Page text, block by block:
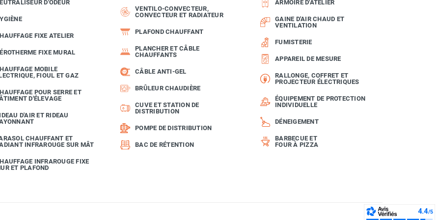
D'ODEUR
FIXE ATELIER
FIXE MURAL
MOBILE
FIOUL ET GAZ
POUR SERRE ET
D'ÉLEVAGE
D'AIR ET RIDEAU
CHAUFFANT ET
INFRAROUGE SUR MÂT
INFRAROUGE FIXE
ET PLAFOND
VENTILO-CONVECTEUR,
CONVECTEUR ET RADIATEUR
PLAFOND CHAUFFANT
PLANCHER ET CÂBLE
CHAUFFANTS
CÂBLE ANTI-GEL
BRÛLEUR CHAUDIÈRE
CUVE ET STATION DE
DISTRIBUTION
POMPE DE DISTRIBUTION
BAC DE RÉTENTION
ARMOIRE D'ATELIER
GAINE D'AIR CHAUD ET
VENTILATION
FUMISTERIE
APPAREIL DE MESURE
RALLONGE, COFFRET ET
PROJECTEUR ÉLECTRIQUES
ÉQUIPEMENT DE PROTECTION
INDIVIDUELLE
DÉNEIGEMENT
BARBECUE ET
FOUR À PIZZA